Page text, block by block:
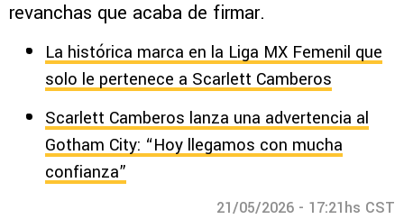
revanchas que acaba de firmar.
La histórica marca en la Liga MX Femenil que
solo le pertenece a Scarlett Camberos
Scarlett Camberos lanza una advertencia al
Gotham City: “Hoy llegamos con mucha
confianza”
21/05/2026 - 17:21hs CST